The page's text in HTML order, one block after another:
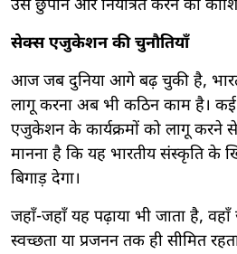
उसे छुपाने और नियंत्रित करने की
सेक्स एजुकेशन की चुनौतियाँ
आज जब दुनिया आगे बढ़ चुकी है,
लागू करना अब भी कठिन काम है।
एजुकेशन के कार्यक्रमों को लागू करने
मानना है कि यह भारतीय संस्कृति के
बिगाड़ देगा।
जहाँ-जहाँ यह पढ़ाया भी जाता है,
स्वच्छता या प्रजनन तक ही सीमित